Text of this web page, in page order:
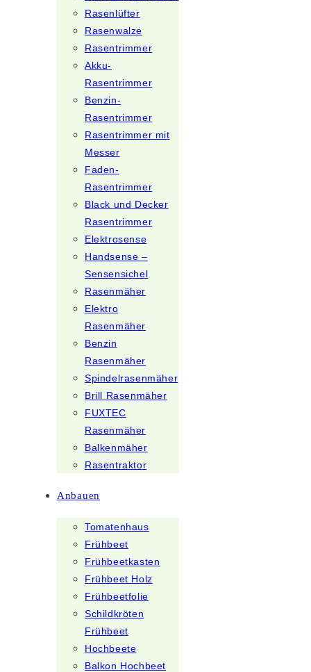
Rasenlüfter
Rasenwalze
Rasentrimmer
Akku-
Rasentrimmer
Benzin-
Rasentrimmer
Rasentrimmer mit
Messer
Faden-
Rasentrimmer
Black und Decker
Rasentrimmer
Elektrosense
Handsense –
Sensensichel
Rasenmäher
Elektro
Rasenmäher
Benzin
Rasenmäher
Spindelrasenmäher
Brill Rasenmäher
FUXTEC
Rasenmäher
Balkenmäher
Rasentraktor
Anbauen
Tomatenhaus
Frühbeet
Frühbeetkasten
Frühbeet Holz
Frühbeetfolie
Schildkröten
Frühbeet
Hochbeete
Balkon Hochbeet